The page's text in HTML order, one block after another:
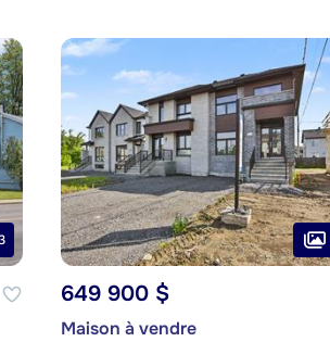
649 900 $
Maison à vendre